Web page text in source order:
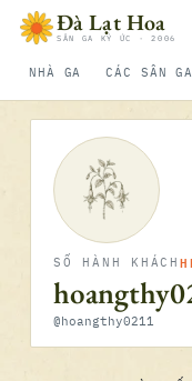
Bỏ qua nội dungĐà Lạt Hoa
SÂN GA KÝ ỨC · 2006
NHÀ GA CÁC SÂN GA
SỐ HÀNH KHÁCH
@hoangthy0211